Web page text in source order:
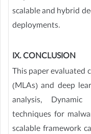
scalable and hybrid
deployments.
IX. CONCLUSION
This paper evaluated
(MLAs) and deep
analysis,
techniques for
scalable framework